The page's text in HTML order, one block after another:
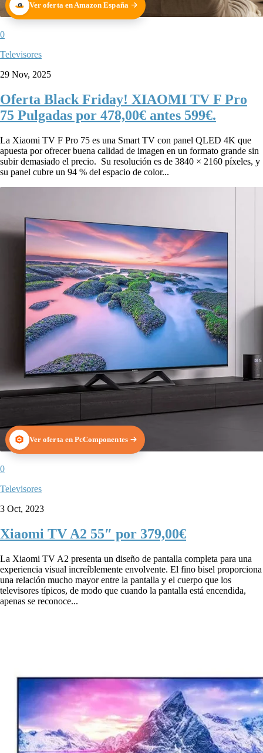
Ver oferta en Amazon España
0
Televisores
29 Nov, 2025
Oferta Black Friday! XIAOMI TV F Pro
75 Pulgadas por 478,00€ antes 599€.
La Xiaomi TV F Pro 75 es una Smart TV con panel QLED 4K que
apuesta por ofrecer buena calidad de imagen en un formato grande sin
subir demasiado el precio. Su resolución es de 3840 × 2160 píxeles, y
su panel cubre un 94 % del espacio de color...
Ver oferta en PcComponentes
0
Televisores
3 Oct, 2023
Xiaomi TV A2 55″ por 379,00€
La Xiaomi TV A2 presenta un diseño de pantalla completa para una
experiencia visual increíblemente envolvente. El fino bisel proporciona
una relación mucho mayor entre la pantalla y el cuerpo que los
televisores típicos, de modo que cuando la pantalla está encendida,
apenas se reconoce...